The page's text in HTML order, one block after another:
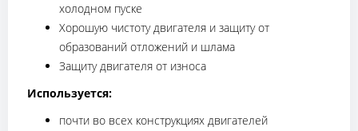
холодном пуске
Хорошую чистоту двигателя и защиту от
образований отложений и шлама
Защиту двигателя от износа
Используется:
почти во всех конструкциях двигателей